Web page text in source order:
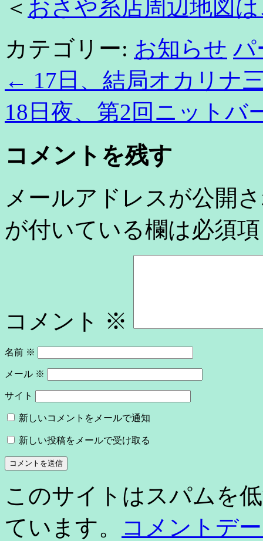
＜ おさや糸店周辺地図
カテゴリー: お知らせ パ
← 17日、結局オカリナ
18日夜、第2回ニット
コメントを残す
メールアドレスが公開
が付いている欄は必須
コメント ※
名前 ※
メール ※
サイト
新しいコメントをメールで通知
新しい投稿をメールで受け取る
このサイトはスパムを
ています。
コメントデ